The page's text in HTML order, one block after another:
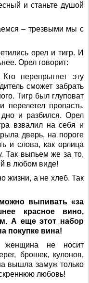
и станьте душой
– трезвыми мы с
орел и тигр. И
Орел говорит:
перепрыгнет эту
сможет забрать
Тигр был глуповат
перелетел пропасть.
и разбился. Орел
взвалил на себя и
дверь, на пороге
и слова, как орлица
Так выпьем же за то,
в любом виде!
жизни, а не хлеб. Так
выпивать «за
красное вино,
А еще этот набор
покупке вина!
женщина не носит
брошек, кулонов,
вышла замуж только
любовь!